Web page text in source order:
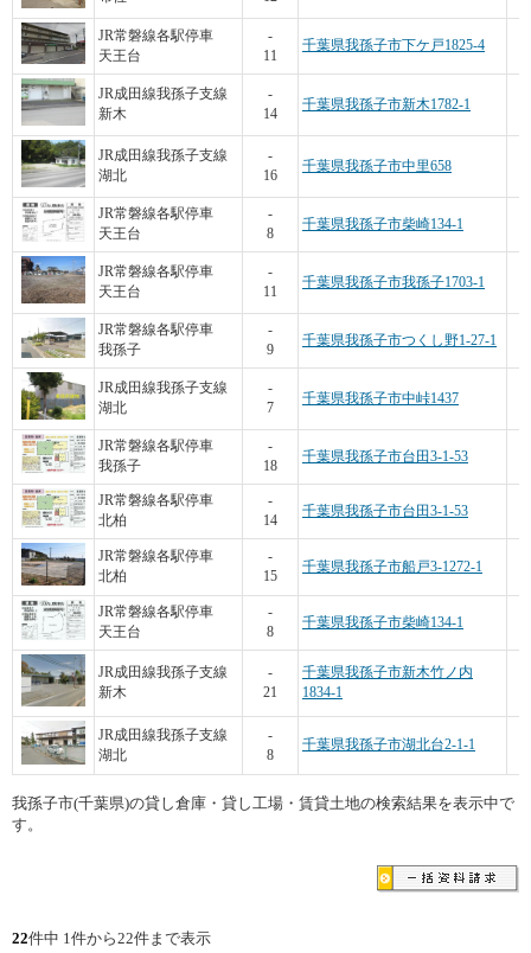
JR常磐線各駅停車
天王台
-
11
千葉県我孫子市下ケ戸1825-4
JR成田線我孫子支線
新木
-
14
千葉県我孫子市新木1782-1
JR成田線我孫子支線
湖北
-
16
千葉県我孫子市中里658
JR常磐線各駅停車
天王台
-
8
千葉県我孫子市柴崎134-1
JR常磐線各駅停車
天王台
-
11
千葉県我孫子市我孫子1703-1
JR常磐線各駅停車
我孫子
-
9
千葉県我孫子市つくし野1-27-1
JR成田線我孫子支線
湖北
-
7
千葉県我孫子市中峠1437
JR常磐線各駅停車
我孫子
-
18
千葉県我孫子市台田3-1-53
JR常磐線各駅停車
北柏
-
14
千葉県我孫子市台田3-1-53
JR常磐線各駅停車
北柏
-
15
千葉県我孫子市船戸3-1272-1
JR常磐線各駅停車
天王台
-
8
千葉県我孫子市柴崎134-1
JR成田線我孫子支線
新木
-
21
千葉県我孫子市新木竹ノ内
1834-1
JR成田線我孫子支線
湖北
-
8
千葉県我孫子市湖北台2-1-1
我孫子市(千葉県)の貸し倉庫・貸し工場・賃貸土地の検索結果を表示中で
す。
22件中 1件から22件まで表示